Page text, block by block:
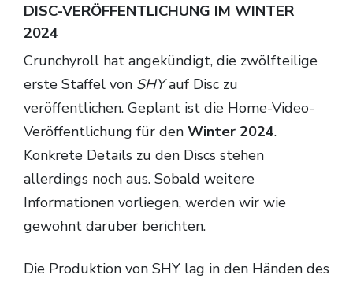
DISC-VERÖFFENTLICHUNG IM WINTER
2024
Crunchyroll hat angekündigt, die zwölfteilige
erste Staffel von SHYauf Disc zu
veröffentlichen. Geplant ist die Home-Video-
Veröffentlichung für den Winter 2024.
Konkrete Details zu den Discs stehen
allerdings noch aus. Sobald weitere
Informationen vorliegen, werden wir wie
gewohnt darüber berichten.
Die Produktion von SHY lag in den Händen des